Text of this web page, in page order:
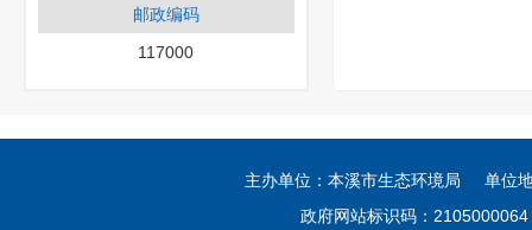
邮政编码
117000
主办单位：本溪市生态环境局 单位
政府网站标识码：